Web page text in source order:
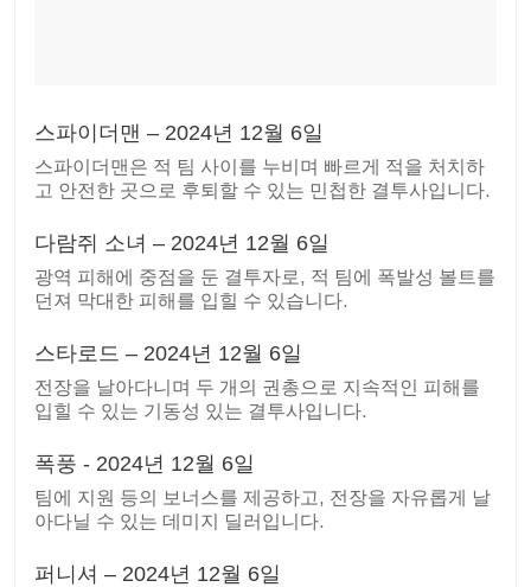
스파이더맨 – 2024년 12월 6일
스파이더맨은 적 팀 사이를 누비며 빠르게 적을 처치하
고 안전한 곳으로 후퇴할 수 있는 민첩한 결투사입니다.
다람쥐 소녀 – 2024년 12월 6일
광역 피해에 중점을 둔 결투자로, 적 팀에 폭발성 볼트를
던져 막대한 피해를 입힐 수 있습니다.
스타로드 – 2024년 12월 6일
전장을 날아다니며 두 개의 권총으로 지속적인 피해를
입힐 수 있는 기동성 있는 결투사입니다.
폭풍 - 2024년 12월 6일
팀에 지원 등의 보너스를 제공하고, 전장을 자유롭게 날
아다닐 수 있는 데미지 딜러입니다.
퍼니셔 – 2024년 12월 6일